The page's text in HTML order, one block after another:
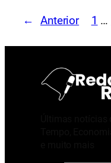
← Anterior 1 …